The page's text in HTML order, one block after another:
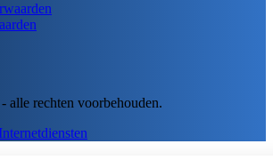
rechten voorbehouden.